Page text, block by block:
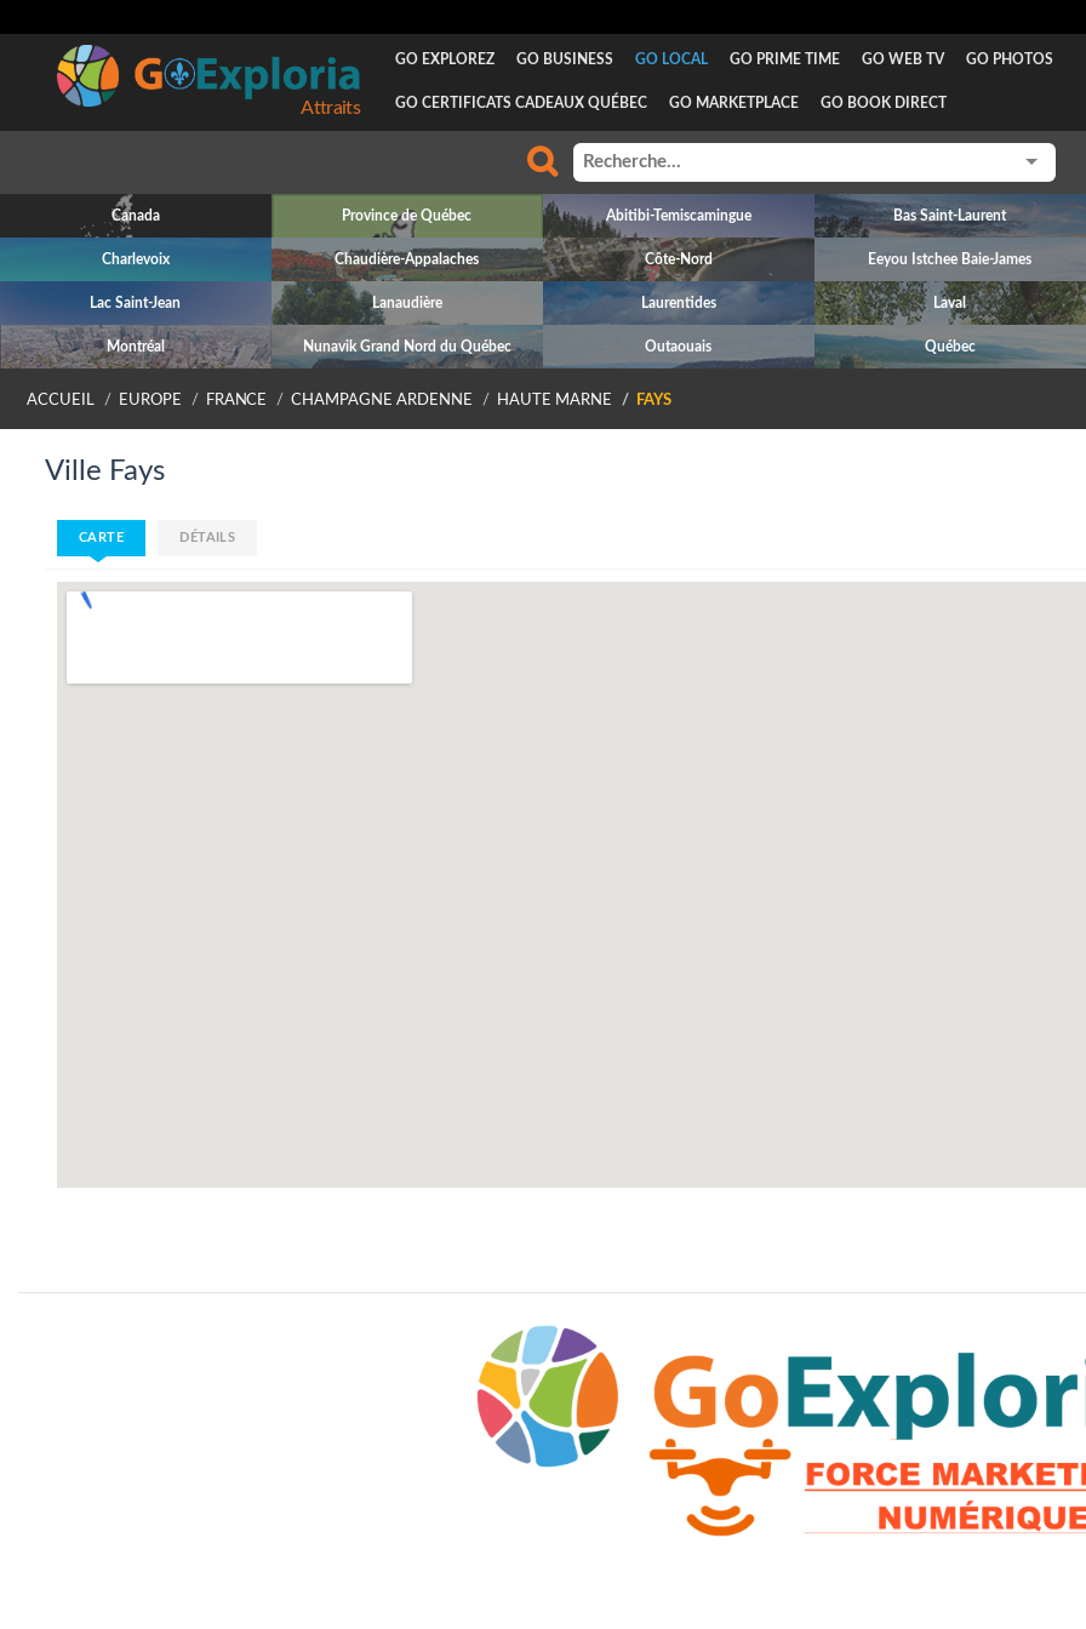
Attraits
GO EXPLOREZ GO BUSINESS GO LOCAL GO PRIME TIME GO WEB TV GO PHOTOS
GO CERTIFICATS CADEAUX QUÉBEC GO MARKETPLACE GO BOOK DIRECT
Canada Province de Québec Abitibi-Temiscamingue Bas Saint-Laurent
Charlevoix Chaudière-Appalaches Côte-Nord Eeyou Istchee Baie-James
Lac Saint-Jean Lanaudière Laurentides Laval
Montréal Nunavik Grand Nord du Québec Outaouais Québec
ACCUEIL EUROPE FRANCE CHAMPAGNE ARDENNE HAUTE MARNE FAYS
Ville Fays
CARTE DÉTAILS